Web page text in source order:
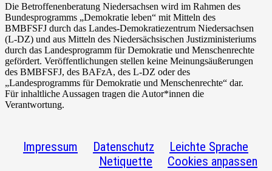
Die Betroffenenberatung Niedersachsen wird im Rahmen des
Bundesprogramms „Demokratie leben“ mit Mitteln des
BMBFSFJ durch das Landes-Demokratiezentrum Niedersachsen
(L-DZ) und aus Mitteln des Niedersächsischen Justizministeriums
durch das Landesprogramm für Demokratie und Menschenrechte
gefördert. Veröffentlichungen stellen keine Meinungsäußerungen
des BMBFSFJ, des BAFzA, des L-DZ oder des
„Landesprogramms für Demokratie und Menschenrechte“ dar.
Für inhaltliche Aussagen tragen die Autor*innen die
Verantwortung.
Impressum Datenschutz
Leichte Sprache
Netiquette
Cookies anpassen